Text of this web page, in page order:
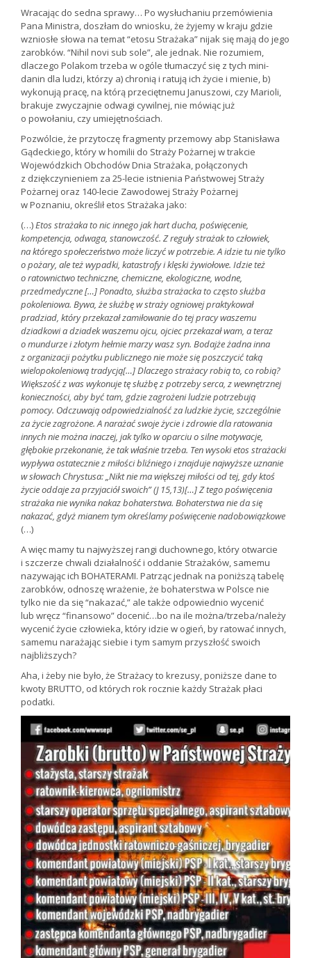
Wracając do sedna sprawy… Po wysłuchaniu przemówienia
Pana Ministra, doszłam do wniosku, że żyjemy w kraju gdzie
wzniosłe słowa na temat “etosu Strażaka” nijak się mają do jego
zarobków. “Nihil novi sub sole”, ale jednak. Nie rozumiem,
dlaczego Polakom trzeba w ogóle tłumaczyć się z tych mini-
danin dla ludzi, którzy a) chronią i ratują ich życie i mienie, b)
wykonują pracę, na którą przeciętnemu Januszowi, czy Marioli,
brakuje zwyczajnie odwagi cywilnej, nie mówiąc już
o powołaniu, czy umiejętnościach.
Pozwólcie, że przytoczę fragmenty przemowy abp Stanisława
Gądeckiego, który w homilii do Straży Pożarnej w trakcie
Wojewódzkich Obchodów Dnia Strażaka, połączonych
z dziękczynieniem za 25-lecie istnienia Państwowej Straży
Pożarnej oraz 140-lecie Zawodowej Straży Pożarnej
w Poznaniu, określił etos Strażaka jako:
(…)Etos strażaka to nic innego jak hart ducha, poświęcenie,
kompetencja, odwaga, stanowczość. Z reguły strażak to człowiek,
na którego społeczeństwo może liczyć w potrzebie. A idzie tu nie tylko
o pożary, ale też wypadki, katastrofy i klęski żywiołowe. Idzie też
o ratownictwo techniczne, chemiczne, ekologiczne, wodne,
przedmedyczne […] Ponadto, służba strażacka to często służba
pokoleniowa. Bywa, że służbę w straży ogniowej praktykował
pradziad, który przekazał zamiłowanie do tej pracy waszemu
dziadkowi a dziadek waszemu ojcu, ojciec przekazał wam, a teraz
o mundurze i złotym hełmie marzy wasz syn. Bodajże żadna inna
z organizacji pożytku publicznego nie może się poszczycić taką
wielopokoleniową tradycją[…] Dlaczego strażacy robią to, co robią?
Większość z was wykonuje tę służbę z potrzeby serca, z wewnętrznej
konieczności, aby być tam, gdzie zagrożeni ludzie potrzebują
pomocy. Odczuwają odpowiedzialność za ludzkie życie, szczególnie
za życie zagrożone. A narażać swoje życie i zdrowie dla ratowania
innych nie można inaczej, jak tylko w oparciu o silne motywacje,
głębokie przekonanie, że tak właśnie trzeba. Ten wysoki etos strażacki
wypływa ostatecznie z miłości bliźniego i znajduje najwyższe uznanie
w słowach Chrystusa: „Nikt nie ma większej miłości od tej, gdy ktoś
życie oddaje za przyjaciół swoich” (J 15,13)[…] Z tego poświęcenia
strażaka nie wynika nakaz bohaterstwa. Bohaterstwa nie da się
nakazać, gdyż mianem tym określamy poświęcenie nadobowiązkowe
(…)
A więc mamy tu najwyższej rangi duchownego, który otwarcie
i szczerze chwali działalność i oddanie Strażaków, samemu
nazywając ich BOHATERAMI. Patrząc jednak na poniższą tabelę
zarobków, odnoszę wrażenie, że bohaterstwa w Polsce nie
tylko nie da się “nakazać,” ale także odpowiednio wycenić
lub wręcz “finansowo” docenić…bo na ile można/trzeba/należy
wycenić życie człowieka, który idzie w ogień, by ratować innych,
samemu narażając siebie i tym samym przyszłość swoich
najbliższych?
Aha, i żeby nie było, że Strażacy to krezusy, poniższe dane to
kwoty BRUTTO, od których rok rocznie każdy Strażak płaci
podatki.